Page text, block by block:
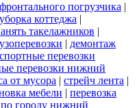
погрузчика |
уборка коттеджа |
такелажников |
| демонтаж
перевозки
перевозки нижний
от мусора | стрейч лента |
мебели | перевозка
по городу нижний